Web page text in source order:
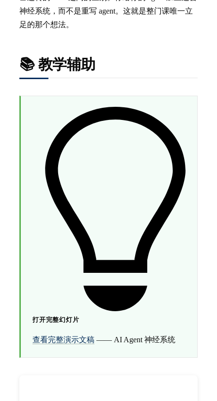
神经系统，而不是重写 agent。这就是整门课唯一立
足的那个想法。
📚 教学辅助
打开完整幻灯片
查看完整演示文稿 —— AI Agent 神经系统